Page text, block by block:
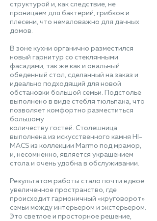
структурой и, как следствие, не
проницаем для бактерий, грибков и
плесени, что немаловажно для дачных
домов.
В зоне кухни органично разместился
новый гарнитур со стеклянными
фасадами, так же как и овальный
обеденный стол, сделанный на заказ и
идеально подходящий для новой
обстановки большой семьи. Подстолье
выполнено в виде стебля тюльпана, что
позволяет комфортно разместиться
большому
количеству гостей. Столешница
выполнена из искусственного камня HI-
MACS из коллекции Marmo под мрамор,
и, несомненно, является украшением
стола и очень удобна в обслуживании.
Результатом работы стало почти вдвое
увеличенное пространство, где
происходит гармоничный «круговорот»
семьи между интерьером и экстерьером.
Это светлое и просторное решение,